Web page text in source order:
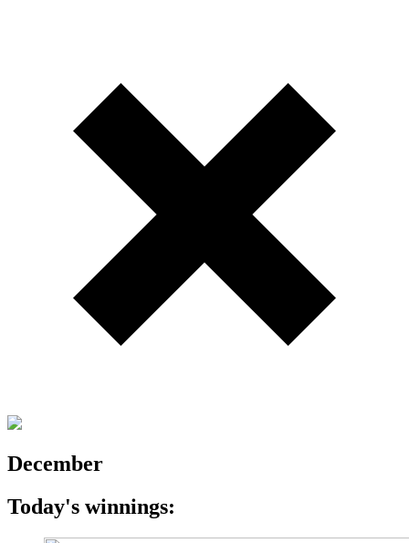
December
Today's winnings: